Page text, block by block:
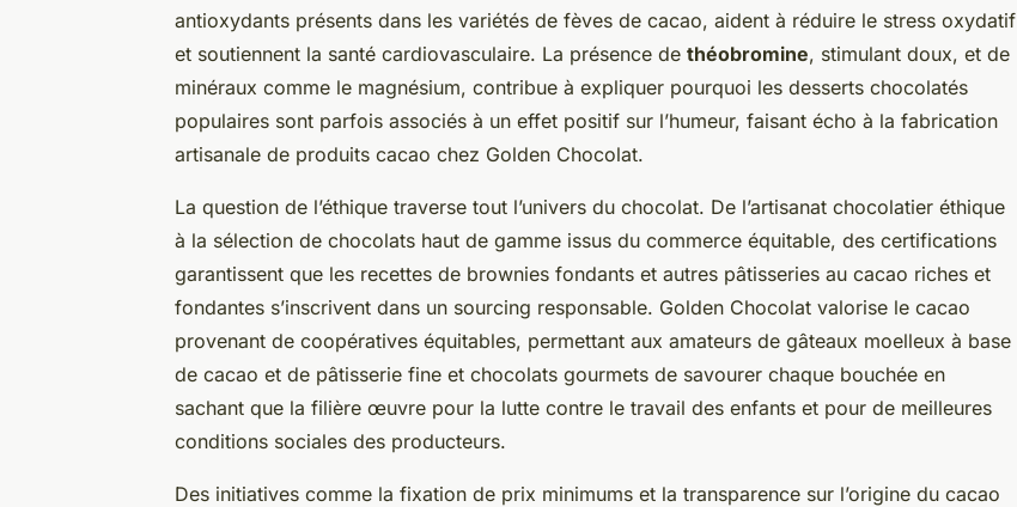
antioxydants présents dans les variétés de fèves de cacao, aident à réduire le stress oxydatif
et soutiennent la santé cardiovasculaire. La présence de théobromine, stimulant doux, et de
minéraux comme le magnésium, contribue à expliquer pourquoi les desserts chocolatés
populaires sont parfois associés à un effet positif sur l’humeur, faisant écho à la fabrication
artisanale de produits cacao chez Golden Chocolat.
La question de l’éthique traverse tout l’univers du chocolat. De l’artisanat chocolatier éthique
à la sélection de chocolats haut de gamme issus du commerce équitable, des certifications
garantissent que les recettes de brownies fondants et autres pâtisseries au cacao riches et
fondantes s’inscrivent dans un sourcing responsable. Golden Chocolat valorise le cacao
provenant de coopératives équitables, permettant aux amateurs de gâteaux moelleux à base
de cacao et de pâtisserie fine et chocolats gourmets de savourer chaque bouchée en
sachant que la filière œuvre pour la lutte contre le travail des enfants et pour de meilleures
conditions sociales des producteurs.
Des initiatives comme la fixation de prix minimums et la transparence sur l’origine du cacao